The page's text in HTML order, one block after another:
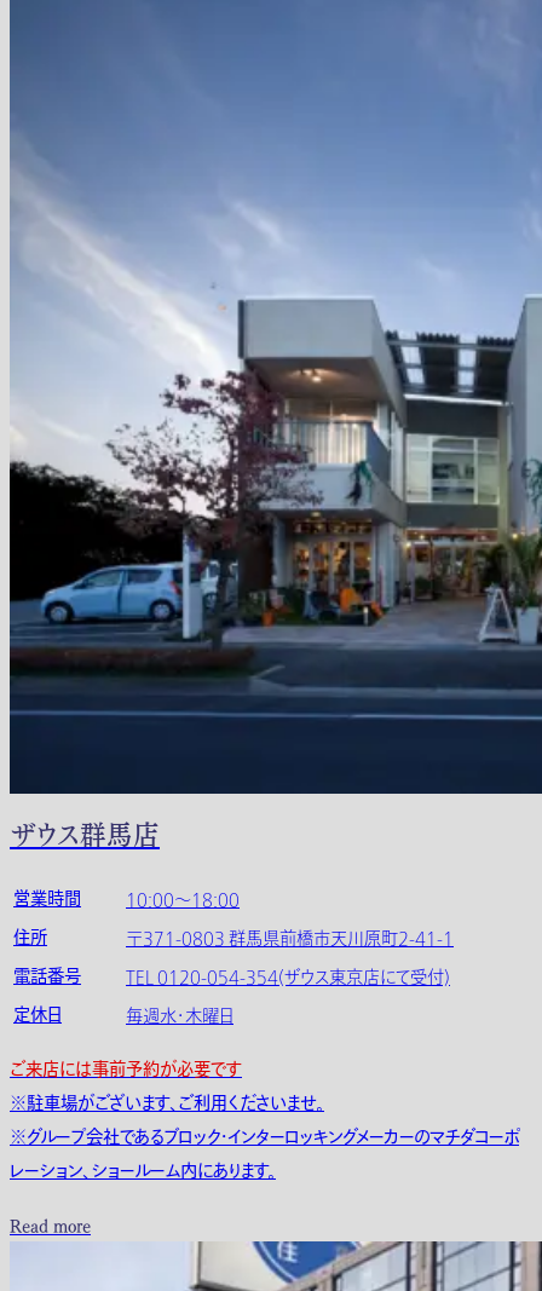
ザウス群馬店
営業時間 10:00～18:00
住所 〒371-0803 群馬県前橋市天川原町2-41-1
電話番号 TEL 0120-054-354(ザウス東京店にて受付)
定休日 毎週水・木曜日
ご来店には事前予約が必要です
※駐車場がございます、ご利用くださいませ。
※グループ会社であるブロック・インターロッキングメーカーのマチダコーポ
レーション、ショールーム内にあります。
Read more